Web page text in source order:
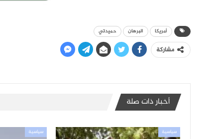
أمريكا البرهان حميدتي
مشاركة
أخبار ذات صلة
سياسية سياسية